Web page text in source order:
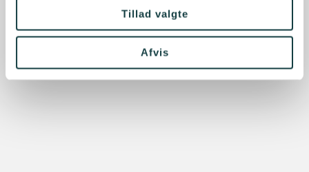
Tillad valgte
Afvis